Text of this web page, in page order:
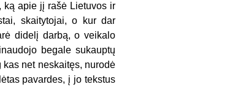
ką apie jį rašė Lietuvos ir
skaitytojai, o kur dar
didelį darbą, o veikalo
begale sukauptų
net neskaitęs, nurodė
pavardes, į jo tekstus